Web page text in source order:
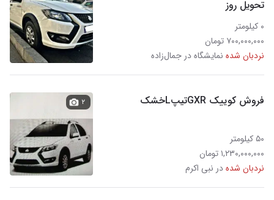
تحویل روز
۰ کیلومتر
۷۰۰,۰۰۰,۰۰۰ تومان
نردبان شده نمایشگاه در جمال‌زاده
فروش کوییک GXRتیپLخشک
۵۰ کیلومتر
۱,۲۳۰,۰۰۰,۰۰۰ تومان
نردبان شدهدر نبی اکرم
۲